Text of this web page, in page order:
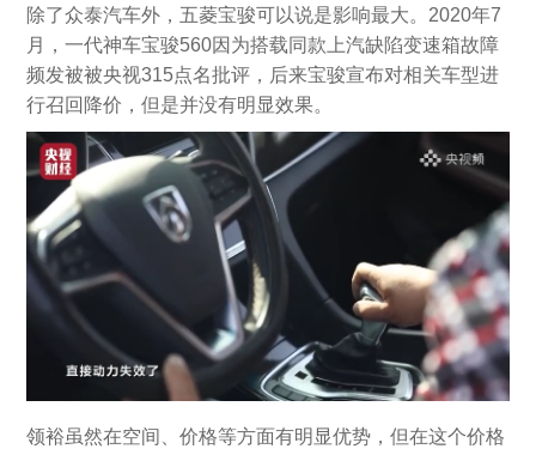
除了众泰汽车外，五菱宝骏可以说是影响最大。2020年7
月，一代神车宝骏560因为搭载同款上汽缺陷变速箱故障
频发被被央视315点名批评，后来宝骏宣布对相关车型进
行召回降价，但是并没有明显效果。
领裕虽然在空间、价格等方面有明显优势，但在这个价格